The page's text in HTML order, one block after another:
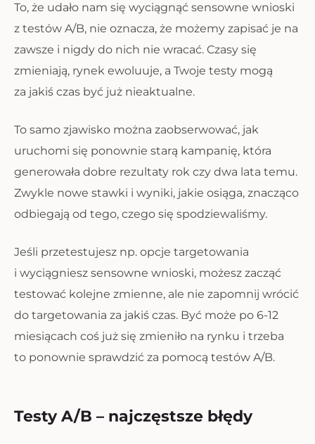
To, że udało nam się wyciągnąć sensowne wnioski
z testów A/B, nie oznacza, że możemy zapisać je na
zawsze i nigdy do nich nie wracać. Czasy się
zmieniają, rynek ewoluuje, a Twoje testy mogą
za jakiś czas być już nieaktualne.
To samo zjawisko można zaobserwować, jak
uruchomi się ponownie starą kampanię, która
generowała dobre rezultaty rok czy dwa lata temu.
Zwykle nowe stawki i wyniki, jakie osiąga, znacząco
odbiegają od tego, czego się spodziewaliśmy.
Jeśli przetestujesz np. opcje targetowania
i wyciągniesz sensowne wnioski, możesz zacząć
testować kolejne zmienne, ale nie zapomnij wrócić
do targetowania za jakiś czas. Być może po 6-12
miesiącach coś już się zmieniło na rynku i trzeba
to ponownie sprawdzić za pomocą testów A/B.
Testy A/B – najczęstsze błędy